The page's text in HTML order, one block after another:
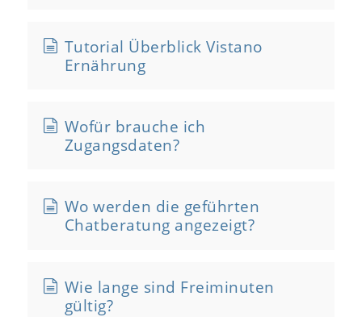
Tutorial Überblick Vistano
Ernährung
Wofür brauche ich
Zugangsdaten?
Wo werden die geführten
Chatberatung angezeigt?
Wie lange sind Freiminuten
gültig?